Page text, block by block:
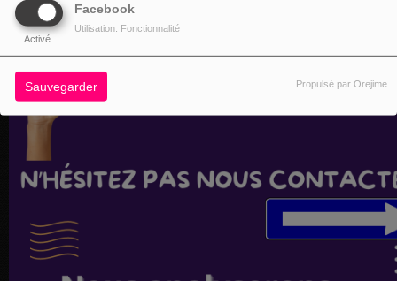
Facebook
Activé
Utilisation: Fonctionnalité
Sauvegarder Propulsé par Orejime